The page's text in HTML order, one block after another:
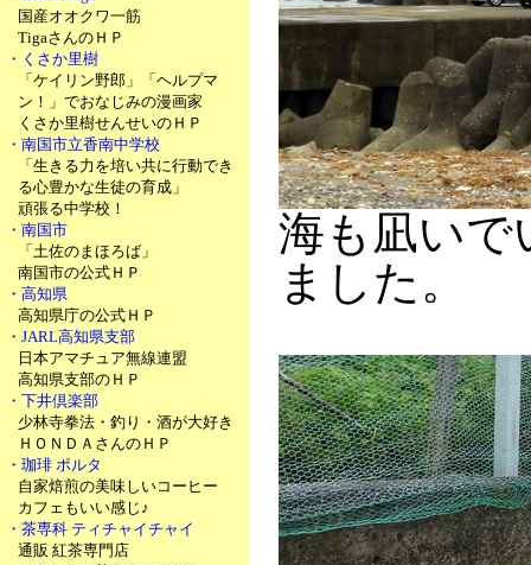
国産オオクワ一筋
TigaさんのＨＰ
・くさか里樹
「ケイリン野郎」「ヘルプマ
ン！」でおなじみの漫画家
くさか里樹せんせいのＨＰ
・南国市立香南中学校
「生きる力を培い共に行動でき
る心豊かな生徒の育成」
頑張る中学校！
・南国市
「土佐のまほろば」
南国市の公式ＨＰ
・高知県
高知県庁の公式ＨＰ
・JARL高知県支部
日本アマチュア無線連盟
高知県支部のＨＰ
・下井倶楽部
少林寺拳法・釣り・酒が大好き
ＨＯＮＤＡさんのＨＰ
・珈琲 ポルタ
自家焙煎の美味しいコーヒー
カフェもいい感じ♪
・茶専科 ティチャイチャイ
通販 紅茶専門店
海も凪いで
ました。